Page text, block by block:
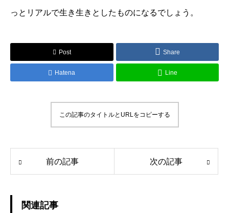
っとリアルで生き生きとしたものになるでしょう。
Post Share
Hatena Line
この記事のタイトルとURLをコピーする
前の記事 次の記事
関連記事